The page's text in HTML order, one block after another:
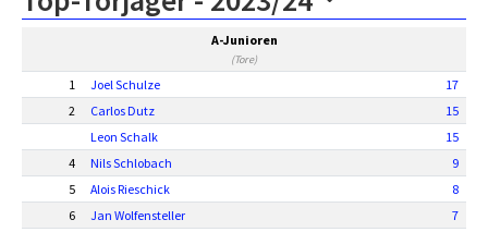
A-Junioren
(Tore)
1 Joel Schulze
17
2
Carlos Dutz
15
Leon Schalk
15
4
Nils Schlobach
9
5
Alois Rieschick
8
6
Jan Wolfensteller
7